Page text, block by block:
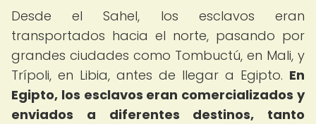
Desde el Sahel, los esclavos eran
transportados hacia el norte, pasando por
grandes ciudades como Tombuctú, en Mali, y
Trípoli, en Libia, antes de llegar a Egipto. En
Egipto, los esclavos eran comercializados y
enviados a diferentes destinos, tanto